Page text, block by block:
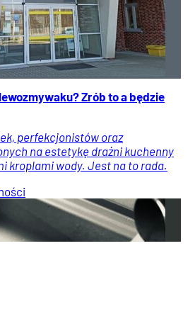
Zrób to a będzie
perfekcjonistów oraz
na estetykę drażni kuchenny
kroplami wody. Jest na to rada.